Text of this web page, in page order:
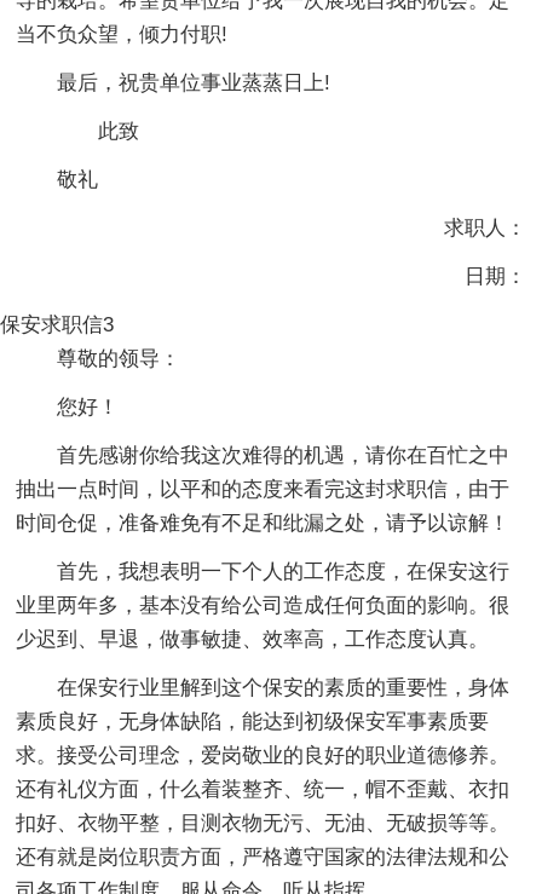
当不负众望，倾力付职!
最后，祝贵单位事业蒸蒸日上!
此致
敬礼
求职人：
日期：
保安求职信3
尊敬的领导：
您好！
首先感谢你给我这次难得的机遇，请你在百忙之中
抽出一点时间，以平和的态度来看完这封求职信，由于
时间仓促，准备难免有不足和纰漏之处，请予以谅解！
首先，我想表明一下个人的工作态度，在保安这行
业里两年多，基本没有给公司造成任何负面的影响。很
少迟到、早退，做事敏捷、效率高，工作态度认真。
在保安行业里解到这个保安的素质的重要性，身体
素质良好，无身体缺陷，能达到初级保安军事素质要
求。接受公司理念，爱岗敬业的良好的职业道德修养。
还有礼仪方面，什么着装整齐、统一，帽不歪戴、衣扣
扣好、衣物平整，目测衣物无污、无油、无破损等等。
还有就是岗位职责方面，严格遵守国家的法律法规和公